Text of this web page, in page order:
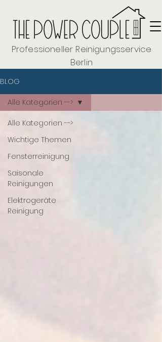
Professioneller Reinigungsservice
Berlin
BLOG
Alle Kategorien -->
Wichtige Themen
Fensterreinigung
Saisonale
Reinigungen
Elektrogeräte
Reinigung
Alle Kategorien -->